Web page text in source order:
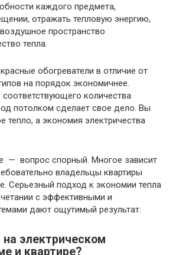
каждого предмета,
отражать тепловую энергию,
пространство
тепла.
обогреватели в отличие от
на порядок экономичнее.
соответствующего количества
потолком сделает свое дело. Вы
тепло, а экономия электричества
— вопрос спорный. Многое зависит
владельцы квартиры
Серьезный подход к экономии тепла
с эффективными и
дают ощутимый результат.
электрическом
и квартире?